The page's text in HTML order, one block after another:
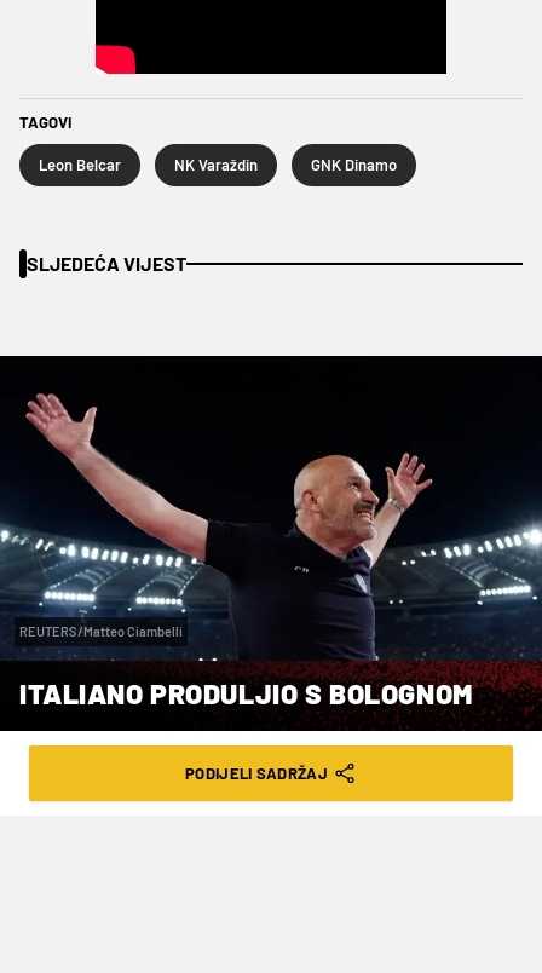
TAGOVI
Leon Belcar NK Varaždin GNK Dinamo
SLJEDEĆA VIJEST
REUTERS/Matteo Ciambelli
ITALIANO PRODULJIO S BOLOGNOM
VRIJEME ČITANJA: 1MIN | ČET. 29.05.25. | 17:55
PODIJELI SADRŽAJ